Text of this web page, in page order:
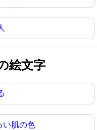
絵文字
い肌の色